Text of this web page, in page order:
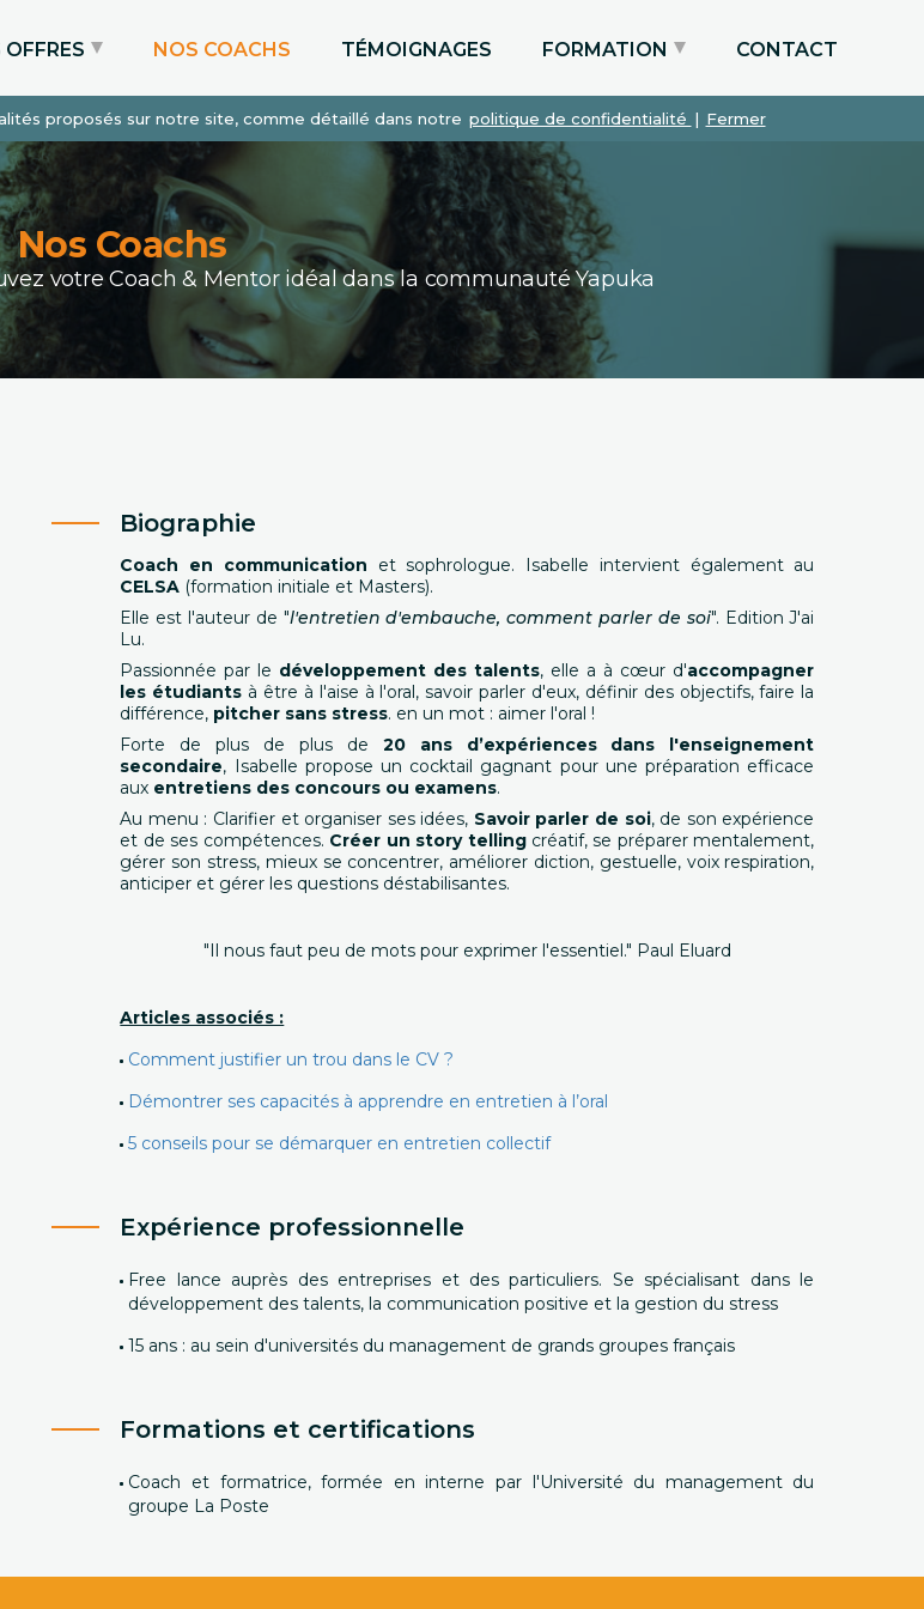
proposés sur notre site, comme détaillé dans notre politique de confidentialité | Fermer
OFFRES
Express
Admissions
Sur-mesure
NOS COACHS TÉMOIGNAGES FORMATION
Particuliers via le CPF
Etudiants
Entreprises
CONTACT
Nos Coachs
votre Coach & Mentor idéal dans la communauté Yapuka
Biographie
Coach en communication et sophrologue. Isabelle intervient également au
CELSA (formation initiale et Masters).
Elle est l'auteur de "l'entretien d'embauche, comment parler de soi". Edition J'ai
Lu.
Passionnée par le développement des talents, elle a à cœur d'accompagner
les étudiants à être à l'aise à l'oral, savoir parler d'eux, définir des objectifs, faire la
différence, pitcher sans stress. en un mot : aimer l'oral !
Forte de plus de plus de 20 ans d’expériences dans l'enseignement
secondaire, Isabelle propose un cocktail gagnant pour une préparation efficace
aux entretiens des concours ou examens.
Au menu : Clarifier et organiser ses idées, Savoir parler de soi, de son expérience
et de ses compétences. Créer un story tellingcréatif, se préparer mentalement,
gérer son stress, mieux se concentrer, améliorer diction, gestuelle, voix respiration,
anticiper et gérer les questions déstabilisantes.
"Il nous faut peu de mots pour exprimer l'essentiel." Paul Eluard
Articles associés :
Comment justifier un trou dans le CV ?
Démontrer ses capacités à apprendre en entretien à l’oral
5 conseils pour se démarquer en entretien collectif
Expérience professionnelle
Free lance auprès des entreprises et des particuliers. Se spécialisant dans le
développement des talents, la communication positive et la gestion du stress
15 ans : au sein d'universités du management de grands groupes français
Formations et certifications
Coach et formatrice, formée en interne par l'Université du management du
groupe La Poste